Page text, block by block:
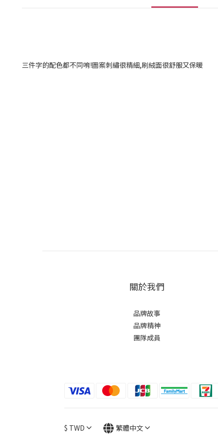
三件字的配色都不同唷!圖案刺繡很精細,刷絨面很舒服又保暖
關於我們
品牌故事
品牌精神
團隊成員
$ TWD 繁體中文